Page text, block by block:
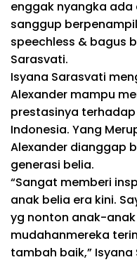
enggak nyangka ada
sanggup
speechless & bagus
Sarasvati.
Isyana Sarasvati
Alexander mampu
prestasinya terhadap
Indonesia. Yang
Alexander dianggap
generasi belia.
“Sangat memberi
anak belia era kini.
yg nonton anak-anak
mudahanmereka
tambah baik,”